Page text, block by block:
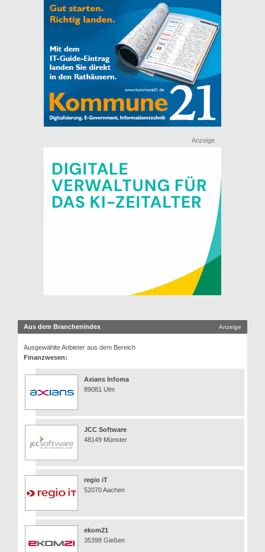
Anzeige
Aus dem Branchenindex Anzeige
Ausgewählte Anbieter aus dem Bereich
Finanzwesen:
Axians Infoma
89081 Ulm
JCC Software
48149 Münster
regio iT
52070 Aachen
ekom21
35398 Gießen